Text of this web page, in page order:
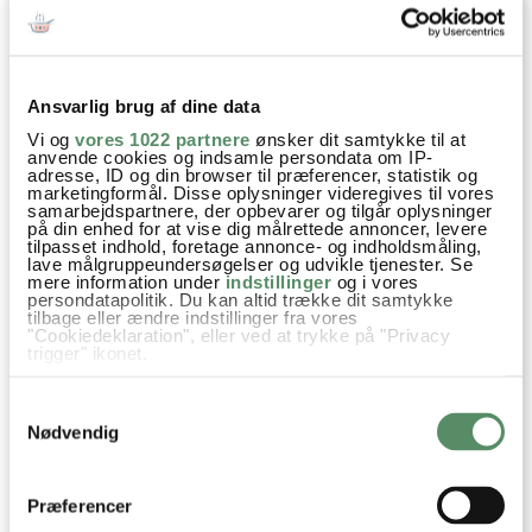
Ansvarlig brug af dine data
Vi og vores 1022 partnere ønsker dit samtykke til at
anvende cookies og indsamle persondata om IP-
adresse, ID og din browser til præferencer, statistik og
marketingformål. Disse oplysninger videregives til vores
samarbejdspartnere, der opbevarer og tilgår oplysninger
på din enhed for at vise dig målrettede annoncer, levere
tilpasset indhold, foretage annonce- og indholdsmåling,
lave målgruppeundersøgelser og udvikle tjenester. Se
mere information underindstillinger og i vores
persondatapolitik. Du kan altid trække dit samtykke
tilbage eller ændre indstillinger fra vores
"Cookiedeklaration", eller ved at trykke på "Privacy
trigger" ikonet.
Indsamle præcise oplysninger om din placering,
der kan være nøjagtig inden for få meter
Identificere din enhed baseret på en scanning af
Nødvendig
Præferencer
CREMET ORZO MED
LANGTIDSSIMRET LAM
KALVEFRIKASSÉ
Gulerødder